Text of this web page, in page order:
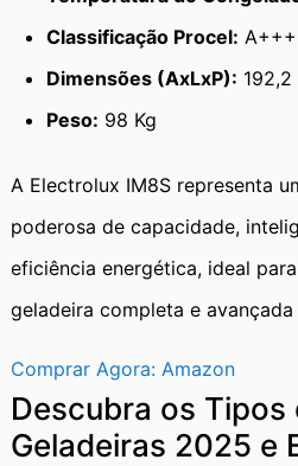
Classificação Procel: A+++
Dimensões (AxLxP):
Peso: 98 Kg
A Electrolux IM8S representa
poderosa de capacidade,
eficiência energética, ideal
geladeira completa e
Comprar Agora: Amazon
Descubra os Tipos
Geladeiras 2025 e